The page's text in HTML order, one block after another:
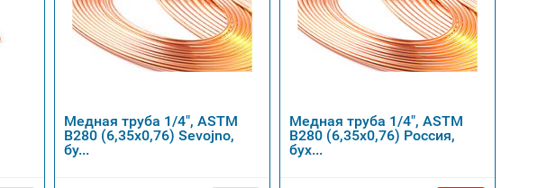
Медная труба 1/4", ASTM
B280 (6,35х0,76) Sevojno,
бу...
Медная труба 1/4", ASTM
B280 (6,35х0,76) Россия,
бух...